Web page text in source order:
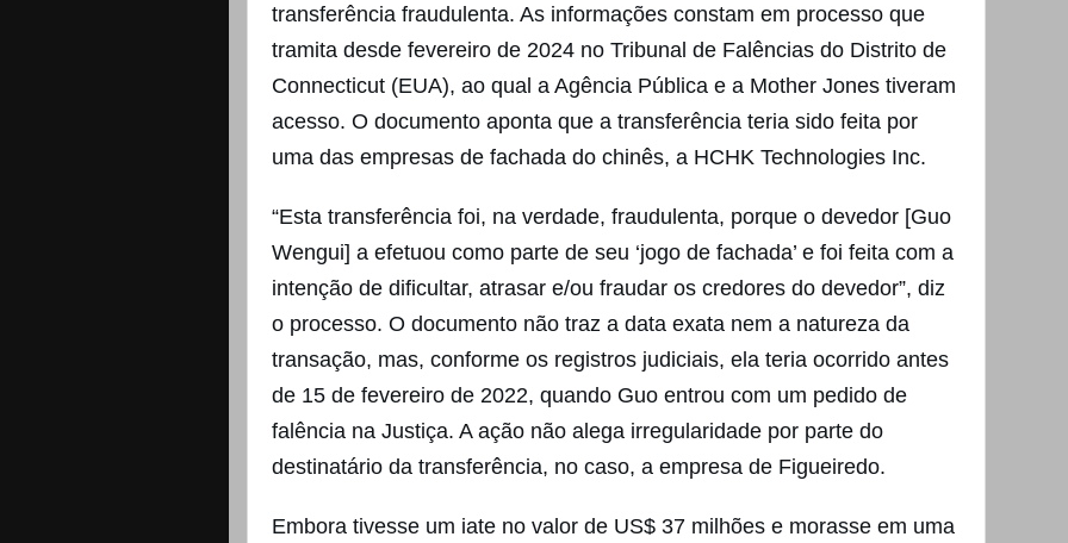
transferência fraudulenta. As informações constam em processo que
tramita desde fevereiro de 2024 no Tribunal de Falências do Distrito de
Connecticut (EUA), ao qual a Agência Pública e a Mother Jones tiveram
acesso. O documento aponta que a transferência teria sido feita por
uma das empresas de fachada do chinês, a HCHK Technologies Inc.
“Esta transferência foi, na verdade, fraudulenta, porque o devedor [Guo
Wengui] a efetuou como parte de seu ‘jogo de fachada’ e foi feita com a
intenção de dificultar, atrasar e/ou fraudar os credores do devedor”, diz
o processo. O documento não traz a data exata nem a natureza da
transação, mas, conforme os registros judiciais, ela teria ocorrido antes
de 15 de fevereiro de 2022, quando Guo entrou com um pedido de
falência na Justiça. A ação não alega irregularidade por parte do
destinatário da transferência, no caso, a empresa de Figueiredo.
Embora tivesse um iate no valor de US$ 37 milhões e morasse em uma